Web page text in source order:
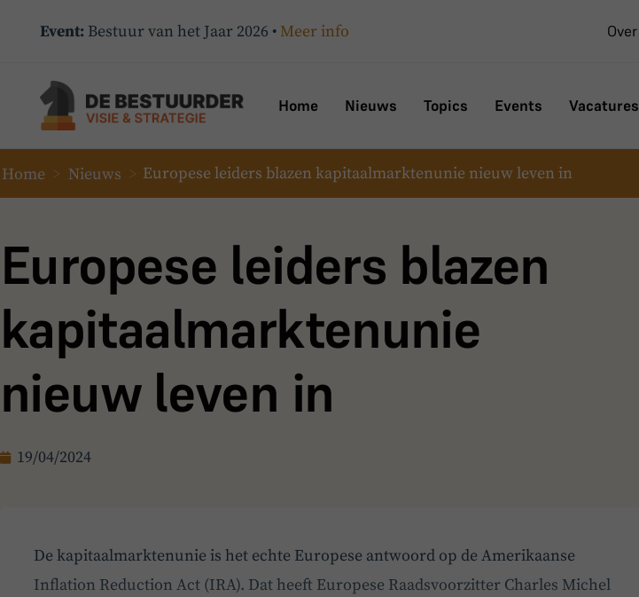
Event: Bestuur van het Jaar 2026 • Meer info Over
Home Nieuws Topics Events Vacatures
Home > Nieuws > Europese leiders blazen kapitaalmarktenunie nieuw leven in
Europese leiders blazen
kapitaalmarktenunie
nieuw leven in
19/04/2024
De kapitaalmarktenunie is het echte Europese antwoord op de Amerikaanse
Inflation Reduction Act (IRA). Dat heeft Europese Raadsvoorzitter Charles Michel